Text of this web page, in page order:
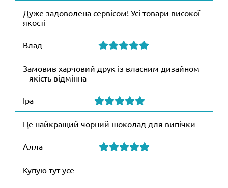
Дуже задоволена сервісом! Усі товари високої
якості
Влад
Замовив харчовий друк із власним дизайном
– якість відмінна
Іра
Це найкращий чорний шоколад для випічки
Алла
Купую тут усе